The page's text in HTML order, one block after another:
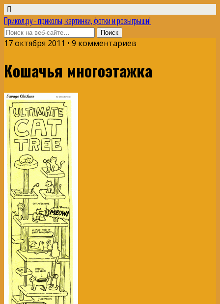
Прикол.ру - приколы, картинки, фотки и розыгрыши!
17 октября 2011 • 9 комментариев
Кошачья многоэтажка